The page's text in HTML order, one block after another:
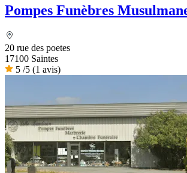
Pompes Funèbres
20 rue des poetes
17100 Saintes
5 /5 (1 avis)